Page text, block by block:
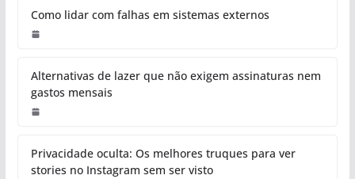
Como lidar com falhas em sistemas externos
Alternativas de lazer que não exigem assinaturas nem
gastos mensais
Privacidade oculta: Os melhores truques para ver
stories no Instagram sem ser visto